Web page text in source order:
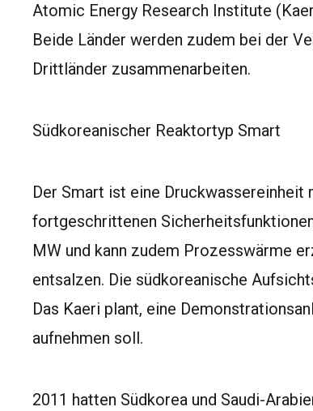
Atomic Energy Research Institute
Beide Länder werden zudem bei der
Drittländer zusammenarbeiten.
Südkoreanischer Reaktortyp Smart
Der Smart ist eine
fortgeschrittenen
MW und kann zudem Prozesswärme
entsalzen. Die südkoreanische
Das Kaeri plant, eine
aufnehmen soll.
2011 hatten Südkorea und Saudi-